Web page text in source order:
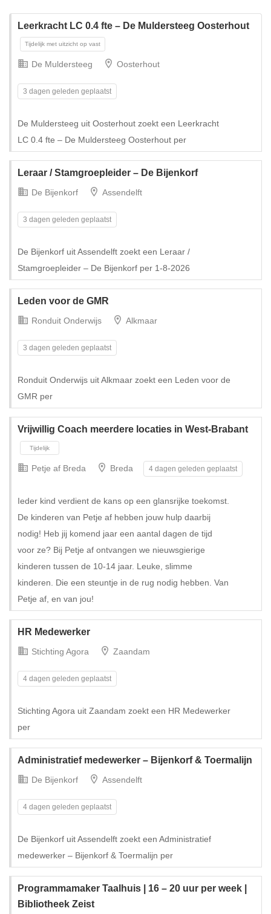
Leerkracht LC 0.4 fte – De Muldersteeg Oosterhout
De Muldersteeg Oosterhout
3 dagen geleden geplaatst
De Muldersteeg uit Oosterhout zoekt een Leerkracht
LC 0.4 fte – De Muldersteeg Oosterhout per
Leraar / Stamgroepleider – De Bijenkorf
De Bijenkorf Assendelft
3 dagen geleden geplaatst
De Bijenkorf uit Assendelft zoekt een Leraar /
Stamgroepleider – De Bijenkorf per 1-8-2026
Leden voor de GMR
Ronduit Onderwijs Alkmaar
3 dagen geleden geplaatst
Ronduit Onderwijs uit Alkmaar zoekt een Leden voor de
GMR per
Vrijwillig Coach meerdere locaties in West-Brabant
Tijdelijk
Petje af Breda Breda 4 dagen geleden geplaatst
Ieder kind verdient de kans op een glansrijke toekomst.
De kinderen van Petje af hebben jouw hulp daarbij
nodig! Heb jij komend jaar een aantal dagen de tijd
voor ze? Bij Petje af ontvangen we nieuwsgierige
kinderen tussen de 10-14 jaar. Leuke, slimme
kinderen. Die een steuntje in de rug nodig hebben. Van
Petje af, en van jou!
HR Medewerker
Stichting Agora Zaandam
4 dagen geleden geplaatst
Stichting Agora uit Zaandam zoekt een HR Medewerker
per
Administratief medewerker – Bijenkorf & Toermalijn
De Bijenkorf Assendelft
4 dagen geleden geplaatst
De Bijenkorf uit Assendelft zoekt een Administratief
medewerker – Bijenkorf & Toermalijn per
Programmamaker Taalhuis | 16 – 20 uur per week |
Bibliotheek Zeist